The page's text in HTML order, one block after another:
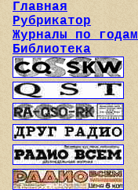
Главная
Рубрикатор
Журналы по годам
Библиотека